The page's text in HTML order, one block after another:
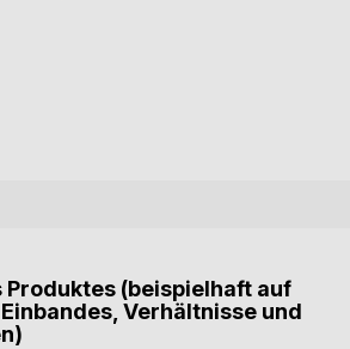
Produktes (beispielhaft auf
Verhältnisse und